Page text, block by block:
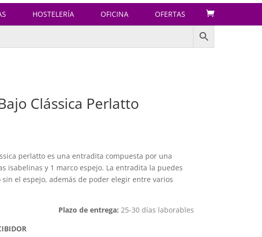
HOSTELERÍA OFICINA OFERTAS
Clássica Perlatto
perlatto es una entradita compuesta por una
isabelinas y 1 marco espejo. La entradita la puedes
el espejo, además de poder elegir entre varios
Plazo de entrega: 25-30 días laborables